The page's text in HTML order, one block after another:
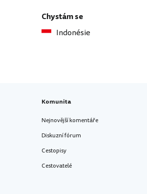
Chystám se
Indonésie
Komunita
Nejnovější komentáře
Diskuzní fórum
Cestopisy
Cestovatelé